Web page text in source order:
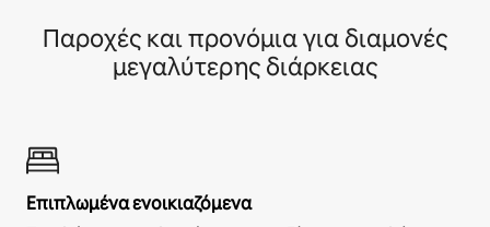
Παροχές και προνόμια για διαμονές
μεγαλύτερης διάρκειας
Επιπλωμένα ενοικιαζόμενα